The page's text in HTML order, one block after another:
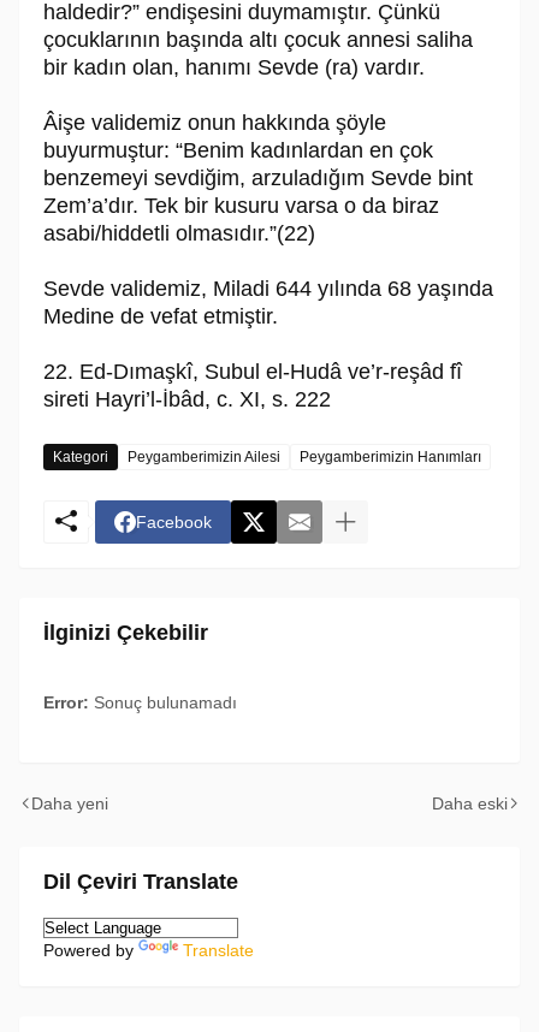
haldedir?” endişesini duymamıştır. Çünkü
çocuklarının başında altı çocuk annesi saliha
bir kadın olan, hanımı Sevde (ra) vardır.
Âişe validemiz onun hakkında şöyle
buyurmuştur: “Benim kadınlardan en çok
benzemeyi sevdiğim, arzuladığım Sevde bint
Zem’a’dır. Tek bir kusuru varsa o da biraz
asabi/hiddetli olmasıdır.”(22)
Sevde validemiz, Miladi 644 yılında 68 yaşında
Medine de vefat etmiştir.
22. Ed-Dımaşkî, Subul el-Hudâ ve’r-reşâd fî
sireti Hayri’l-İbâd, c. XI, s. 222
Kategori Peygamberimizin Ailesi Peygamberimizin Hanımları
Facebook
İlginizi Çekebilir
Error: Sonuç bulunamadı
Daha yeni Daha eski
Dil Çeviri Translate
Powered by Translate